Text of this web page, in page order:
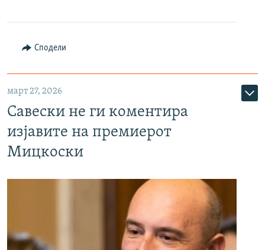
Сподели
март 27, 2026
Савески не ги коментира
изјавите на премиерот
Мицкоски